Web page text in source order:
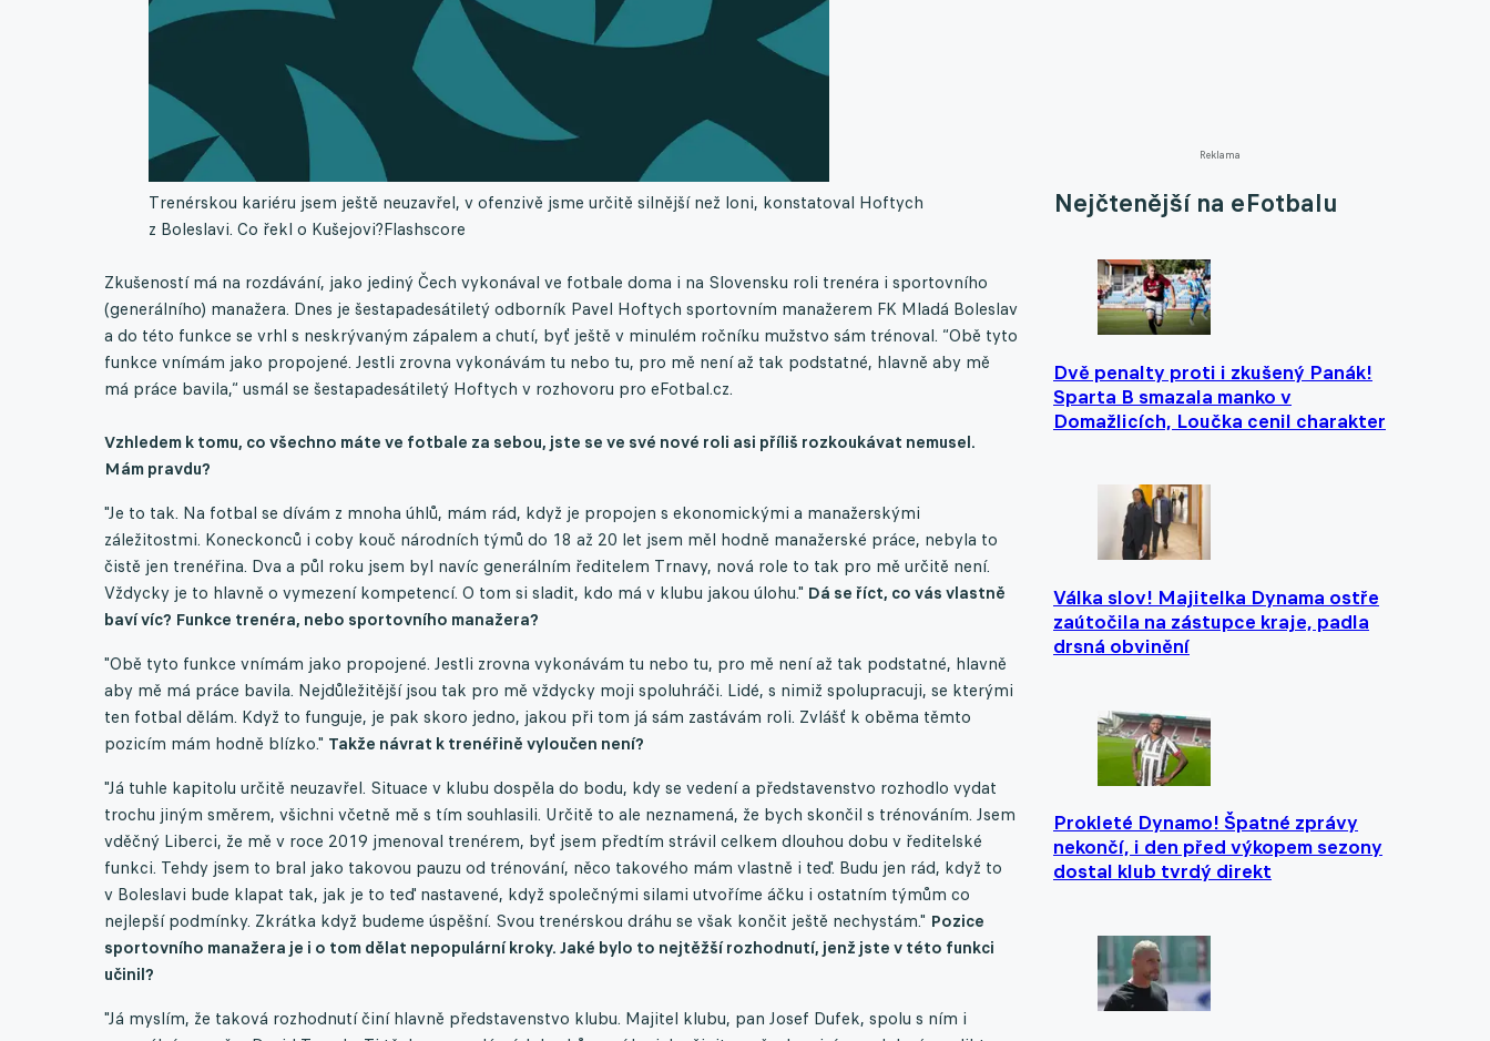
Reklama
Nejčtenější na eFotbalu
Dvě penalty proti i zkušený Panák!
Sparta B smazala manko v
Domažlicích, Loučka cenil charakter
Válka slov! Majitelka Dynama ostře
zaútočila na zástupce kraje, padla
drsná obvinění
Prokleté Dynamo! Špatné zprávy
nekončí, i den před výkopem sezony
dostal klub tvrdý direkt
Trenérskou kariéru jsem ještě neuzavřel, v ofenzivě jsme určitě silnější než loni, konstatoval Hoftych
z Boleslavi. Co řekl o Kušejovi?Flashscore
Zkušeností má na rozdávání, jako jediný Čech vykonával ve fotbale doma i na Slovensku roli trenéra i sportovního
(generálního) manažera. Dnes je šestapadesátiletý odborník Pavel Hoftych sportovním manažerem FK Mladá Boleslav
a do této funkce se vrhl s neskrývaným zápalem a chutí, byť ještě v minulém ročníku mužstvo sám trénoval. “Obě tyto
funkce vnímám jako propojené. Jestli zrovna vykonávám tu nebo tu, pro mě není až tak podstatné, hlavně aby mě
má práce bavila,“ usmál se šestapadesátiletý Hoftych v rozhovoru pro eFotbal.cz.
Vzhledem k tomu, co všechno máte ve fotbale za sebou, jste se ve své nové roli asi příliš rozkoukávat nemusel.
Mám pravdu?
"Je to tak. Na fotbal se dívám z mnoha úhlů, mám rád, když je propojen s ekonomickými a manažerskými
záležitostmi. Koneckonců i coby kouč národních týmů do 18 až 20 let jsem měl hodně manažerské práce, nebyla to
čistě jen trenéřina. Dva a půl roku jsem byl navíc generálním ředitelem Trnavy, nová role to tak pro mě určitě není.
Vždycky je to hlavně o vymezení kompetencí. O tom si sladit, kdo má v klubu jakou úlohu." Dá se říct, co vás vlastně
baví víc? Funkce trenéra, nebo sportovního manažera?
"Obě tyto funkce vnímám jako propojené. Jestli zrovna vykonávám tu nebo tu, pro mě není až tak podstatné, hlavně
aby mě má práce bavila. Nejdůležitější jsou tak pro mě vždycky moji spoluhráči. Lidé, s nimiž spolupracuji, se kterými
ten fotbal dělám. Když to funguje, je pak skoro jedno, jakou při tom já sám zastávám roli. Zvlášť k oběma těmto
pozicím mám hodně blízko." Takže návrat k trenéřině vyloučen není?
"Já tuhle kapitolu určitě neuzavřel. Situace v klubu dospěla do bodu, kdy se vedení a představenstvo rozhodlo vydat
trochu jiným směrem, všichni včetně mě s tím souhlasili. Určitě to ale neznamená, že bych skončil s trénováním. Jsem
vděčný Liberci, že mě v roce 2019 jmenoval trenérem, byť jsem předtím strávil celkem dlouhou dobu v ředitelské
funkci. Tehdy jsem to bral jako takovou pauzu od trénování, něco takového mám vlastně i teď. Budu jen rád, když to
v Boleslavi bude klapat tak, jak je to teď nastavené, když společnými silami utvoříme áčku i ostatním týmům co
nejlepší podmínky. Zkrátka když budeme úspěšní. Svou trenérskou dráhu se však končit ještě nechystám." Pozice
sportovního manažera je i o tom dělat nepopulární kroky. Jaké bylo to nejtěžší rozhodnutí, jenž jste v této funkci
učinil?
"Já myslím, že taková rozhodnutí činí hlavně představenstvo klubu. Majitel klubu, pan Josef Dufek, spolu s ním i